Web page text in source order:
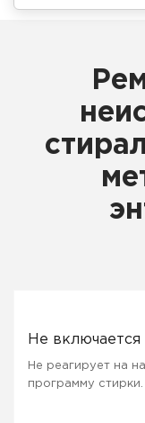
Не включается
Не реагирует на
программу